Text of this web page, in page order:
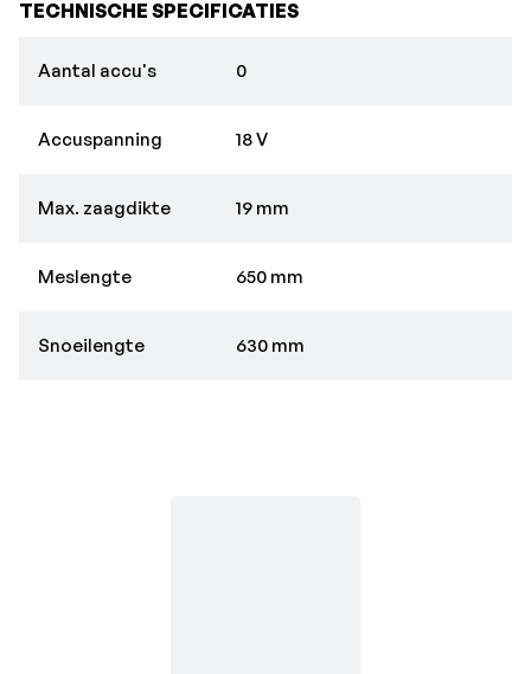
TECHNISCHE SPECIFICATIES
Aantal accu's 0
Accuspanning 18 V
Max. zaagdikte 19 mm
Meslengte 650 mm
Snoeilengte 630 mm